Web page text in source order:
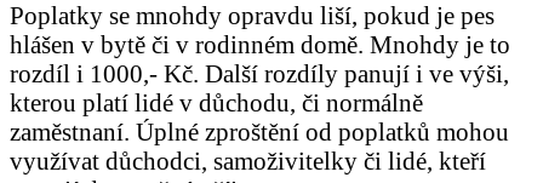
Poplatky se mnohdy opravdu liší, pokud je pes
hlášen v bytě či v rodinném domě. Mnohdy je to
rozdíl i 1000,- Kč. Další rozdíly panují i ve výši,
kterou platí lidé v důchodu, či normálně
zaměstnaní. Úplné zproštění od poplatků mohou
využívat důchodci, samoživitelky či lidé, kteří